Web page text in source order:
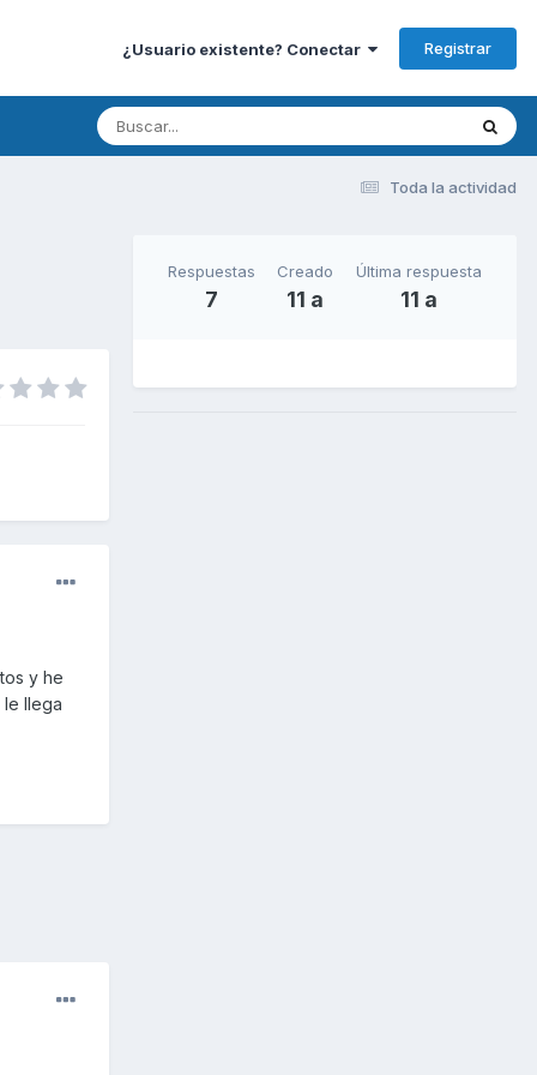
¿Usuario existente? Conectar Registrar
Toda la actividad
y he
le llega
Respuestas
7
Creado
11 a
Última respuesta
11 a